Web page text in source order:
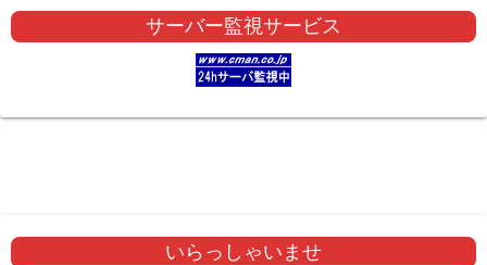
サーバー監視サービス
いらっしゃいませ